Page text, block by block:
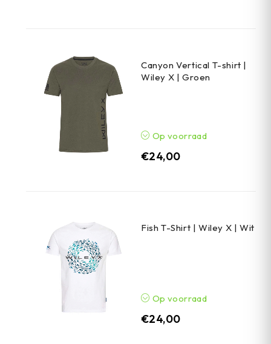
Canyon Vertical T-shirt |
Wiley X | Groen
Op voorraad
€24,00
Fish T-Shirt | Wiley X | Wit
Op voorraad
€24,00